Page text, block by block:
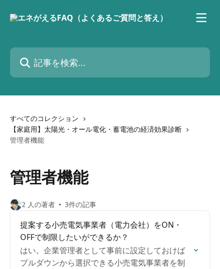
記事を検索...
すべてのコレクション
【家庭用】太陽光・オール電化・蓄電池の経済効果診断
管理者機能
管理者機能
2 人の著者 3件の記事
提案する小売電気事業者（電力会社）をON・
OFFで制限したいができるか？
はい。企業管理者として事前に設定しておけば
プルダウンから選択できる小売電気事業者を制